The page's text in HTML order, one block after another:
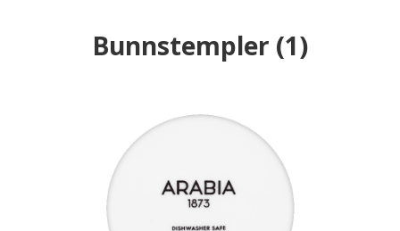
Bunnstempler (1)